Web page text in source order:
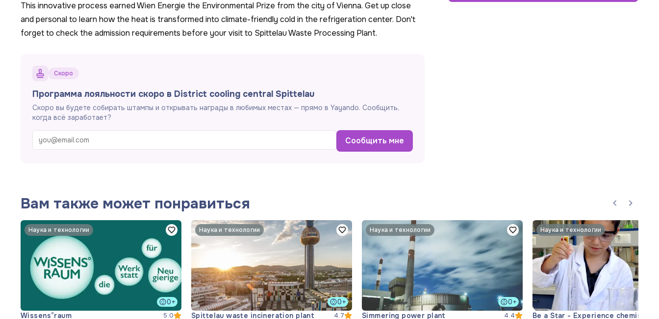
This innovative process earned Wien Energie the Environmental Prize from the city of Vienna. Get up close
and personal to learn how the heat is transformed into climate-friendly cold in the refrigeration center. Don't
forget to check the admission requirements before your visit to Spittelau Waste Processing Plant.
Скоро
Программа лояльности скоро в District cooling central Spittelau
Скоро вы будете собирать штампы и открывать награды в любимых местах — прямо в Yayando. Сообщить,
когда всё заработает?
Сообщить мне
Вам также может понравиться
Наука и технологии
0+
Wissens°raum
5.0
Наука и технологии
0+
Spittelau waste incineration plant
4.7
Наука и технологии
0+
Simmering power plant
4.4
Наука и технологии
Be a Star - Experience chemistry